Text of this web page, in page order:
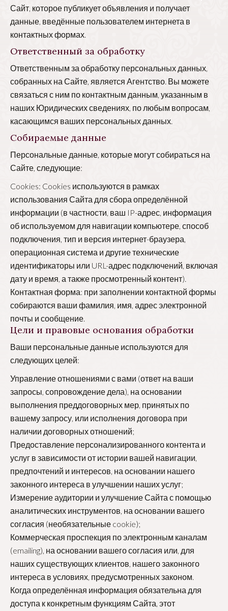
Сайт, которое публикует объявления и получает
данные, введённые пользователем интернета в
контактных формах.
Ответственный за обработку
Ответственным за обработку персональных данных,
собранных на Сайте, является Агентство. Вы можете
связаться с ним по контактным данным, указанным в
наших Юридических сведениях, по любым вопросам,
касающимся ваших персональных данных.
Собираемые данные
Персональные данные, которые могут собираться на
Сайте, следующие:
Cookies: Cookies используются в рамках
использования Сайта для сбора определённой
информации (в частности, ваш IP-адрес, информация
об используемом для навигации компьютере, способ
подключения, тип и версия интернет-браузера,
операционная система и другие технические
идентификаторы или URL-адрес подключений, включая
дату и время, а также просмотренный контент).
Контактная форма: при заполнении контактной формы
собираются ваши фамилия, имя, адрес электронной
почты и сообщение.
Цели и правовые основания обработки
Ваши персональные данные используются для
следующих целей:
Управление отношениями с вами (ответ на ваши
запросы, сопровождение дела), на основании
выполнения преддоговорных мер, принятых по
вашему запросу, или исполнения договора при
наличии договорных отношений;
Предоставление персонализированного контента и
услуг в зависимости от истории вашей навигации,
предпочтений и интересов, на основании нашего
законного интереса в улучшении наших услуг;
Измерение аудитории и улучшение Сайта с помощью
аналитических инструментов, на основании вашего
согласия (необязательные cookie);
Коммерческая проспекция по электронным каналам
(emailing), на основании вашего согласия или, для
наших существующих клиентов, нашего законного
интереса в условиях, предусмотренных законом.
Когда определённая информация обязательна для
доступа к конкретным функциям Сайта, этот